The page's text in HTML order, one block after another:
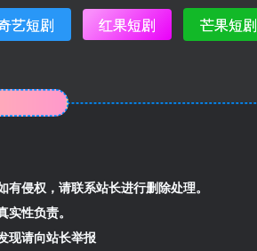
艺短剧 红果短剧 芒果短剧
侵权，请联系站长进行删除处理。
性负责。
现请向站长举报